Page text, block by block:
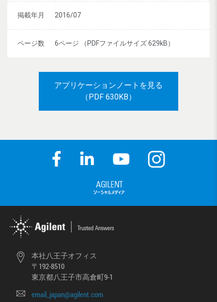
掲載年月 2016/07
ページ数 6ページ （PDFファイルサイズ 629kB）
アプリケーションノートを見る
（PDF 630KB）
本社八王子オフィス
〒192-8510
東京都八王子市高倉町9-1
email_japan@agilent.com